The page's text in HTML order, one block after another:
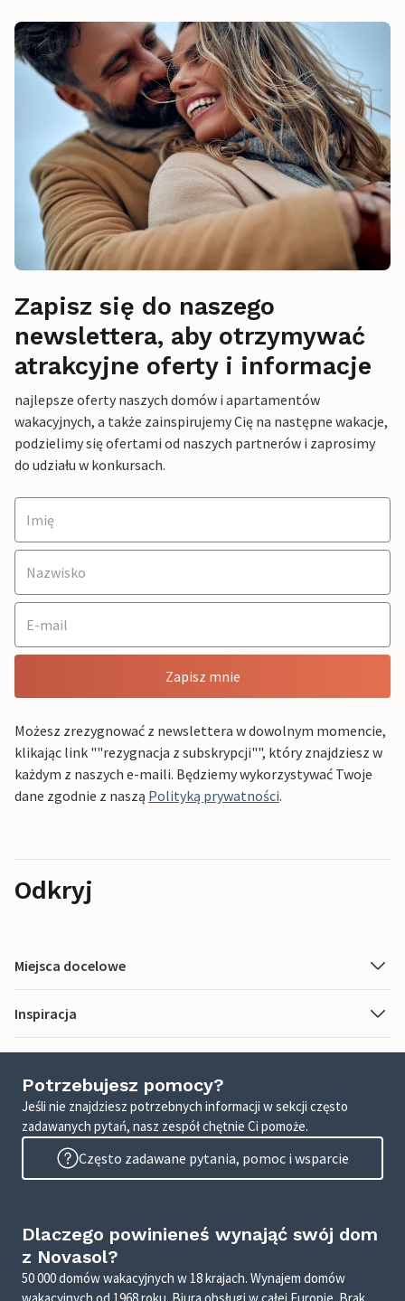
Zapisz się do naszego
newslettera, aby otrzymywać
atrakcyjne oferty i informacje
najlepsze oferty naszych domów i apartamentów
wakacyjnych, a także zainspirujemy Cię na następne wakacje,
podzielimy się ofertami od naszych partnerów i zaprosimy
do udziału w konkursach.
Zapisz mnie
Możesz zrezygnować z newslettera w dowolnym momencie,
klikając link ""rezygnacja z subskrypcji"", który znajdziesz w
każdym z naszych e-maili. Będziemy wykorzystywać Twoje
dane zgodnie z naszą Polityką prywatności.
Odkryj
Miejsca docelowe
Inspiracja
Potrzebujesz pomocy?
Jeśli nie znajdziesz potrzebnych informacji w sekcji często
zadawanych pytań, nasz zespół chętnie Ci pomoże.
Często zadawane pytania, pomoc i wsparcie
Dlaczego powinieneś wynająć swój dom
z Novasol?
50 000 domów wakacyjnych w 18 krajach. Wynajem domów